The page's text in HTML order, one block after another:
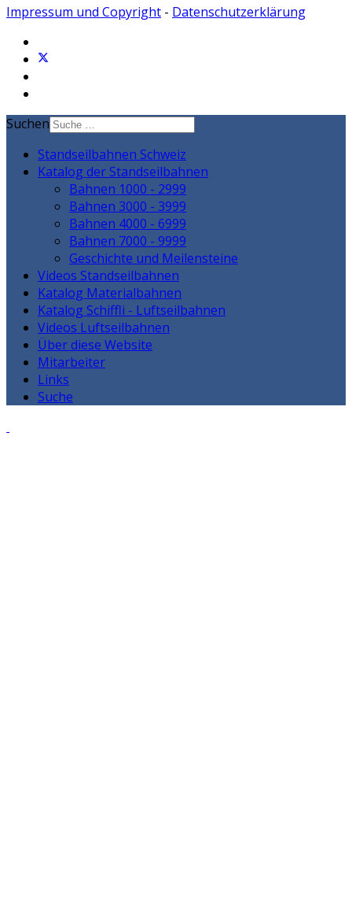
Impressum und Copyright - Datenschutzerklärung
Suchen
Standseilbahnen Schweiz
Katalog der Standseilbahnen
Bahnen 1000 - 2999
Bahnen 3000 - 3999
Bahnen 4000 - 6999
Bahnen 7000 - 9999
Geschichte und Meilensteine
Videos Standseilbahnen
Katalog Materialbahnen
Katalog Schiffli - Luftseilbahnen
Videos Luftseilbahnen
Über diese Website
Mitarbeiter
Links
Suche